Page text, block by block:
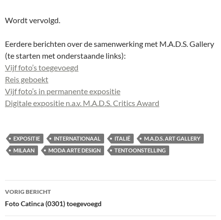
Wordt vervolgd.
Eerdere berichten over de samenwerking met M.A.D.S. Gallery
(te starten met onderstaande links):
Vijf foto’s toegevoegd
Reis geboekt
Vijf foto’s in permanente expositie
Digitale expositie n.a.v. M.A.D.S. Critics Award
EXPOSITIE INTERNATIONAAL ITALIË
M.A.D.S. ART GALLERY
MILAAN
MODA ARTE DESIGN TENTOONSTELLING
Bericht
navigatie
VORIG BERICHT
Foto Catinca (0301) toegevoegd